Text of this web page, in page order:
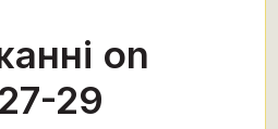
on
29